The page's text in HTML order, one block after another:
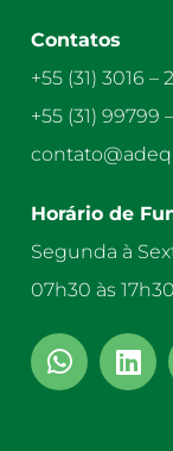
Contatos
+55 (31) 3016 –
+55 (31) 99799
Horário de
Segunda à
07h30 às 17h30